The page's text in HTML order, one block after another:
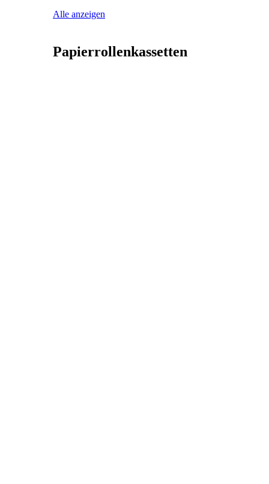
Alle anzeigen
Papierrollenkassetten